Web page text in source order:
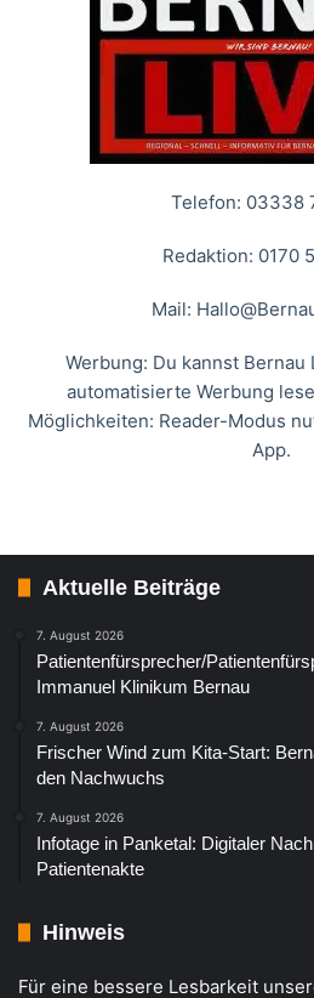
Telefon: 03338
Redaktion: 0170
Mail:
Werbung: Du kannst Bernau
automatisierte Werbung
Möglichkeiten: Reader-Modus
App.
Aktuelle Beiträge
7. August 2026
Patientenfürsprecher/
Immanuel Klinikum Bernau
7. August 2026
Frischer Wind zum Kita-Start:
den Nachwuchs
7. August 2026
Infotage in Panketal: Digitaler
Patientenakte
Hinweis
Für eine bessere Lesbarkeit